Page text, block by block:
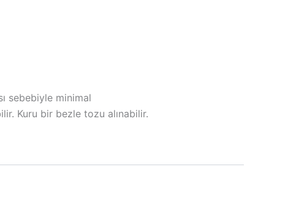
sebebiyle minimal
Kuru bir bezle tozu alınabilir.